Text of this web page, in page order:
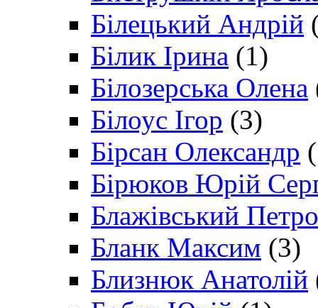
Білецький Андрій
Білик Ірина (1)
Білозерська Олена
Білоус Ігор (3)
Бірсан Олександр
Бірюков Юрій
Блажівський Петро
Бланк Максим (3)
Близнюк Анатолій